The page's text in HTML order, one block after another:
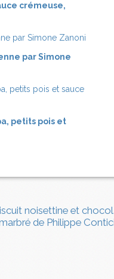
crémeuse,
par Simone
petits pois et
noisettine et
de Philippe